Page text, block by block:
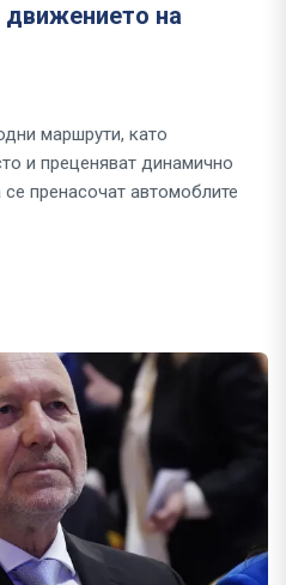
движението на
маршрути, като
и преценяват динамично
пренасочат автомоблите